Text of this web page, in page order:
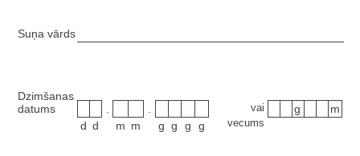
Suņa vārds
Dzimšanas
datums
d d m m g g g g
vai
vecums
g m